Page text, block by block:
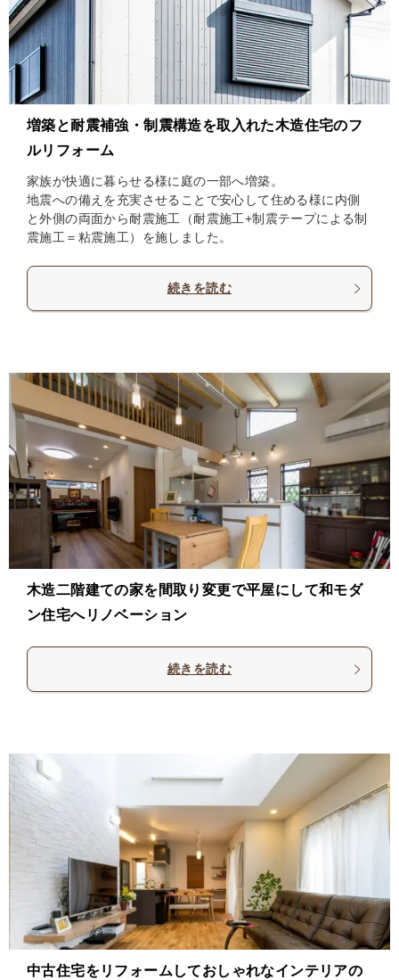
増築と耐震補強・制震構造を取入れた木造住宅のフ
ルリフォーム
家族が快適に暮らせる様に庭の一部へ増築。
地震への備えを充実させることで安心して住める様に内側
と外側の両面から耐震施工（耐震施工+制震テープによる制
震施工＝粘震施工）を施しました。
続きを読む
木造二階建ての家を間取り変更で平屋にして和モダ
ン住宅へリノベーション
続きを読む
中古住宅をリフォームしておしゃれなインテリアの